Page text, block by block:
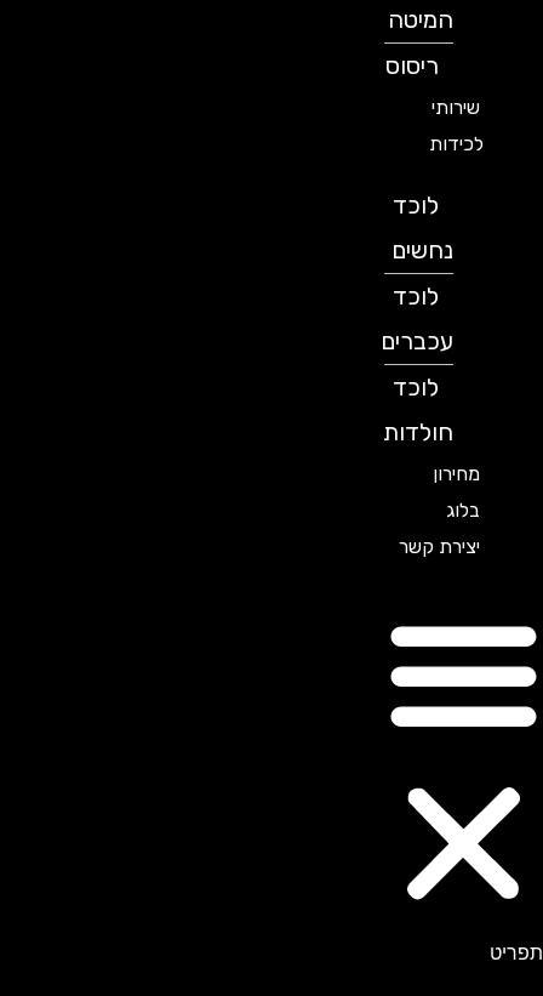
המיטה
ריסוס
שירותי
לכידות
לוכד
נחשים
לוכד
עכברים
לוכד
חולדות
מחירון
בלוג
יצירת קשר
תפריט